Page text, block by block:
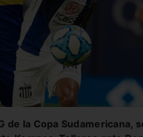
de la Copa Sudamericana,